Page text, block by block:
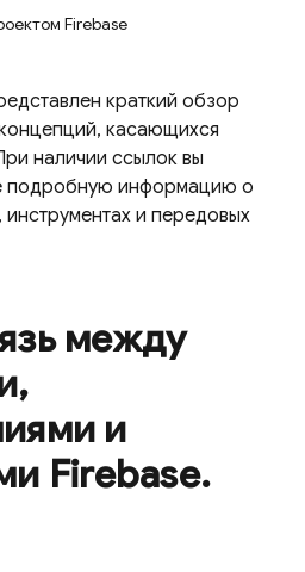
Firebase
краткий обзор
касающихся
наличии ссылок вы
подробную информацию о
и ​​передовых
между
,
и
Firebase.